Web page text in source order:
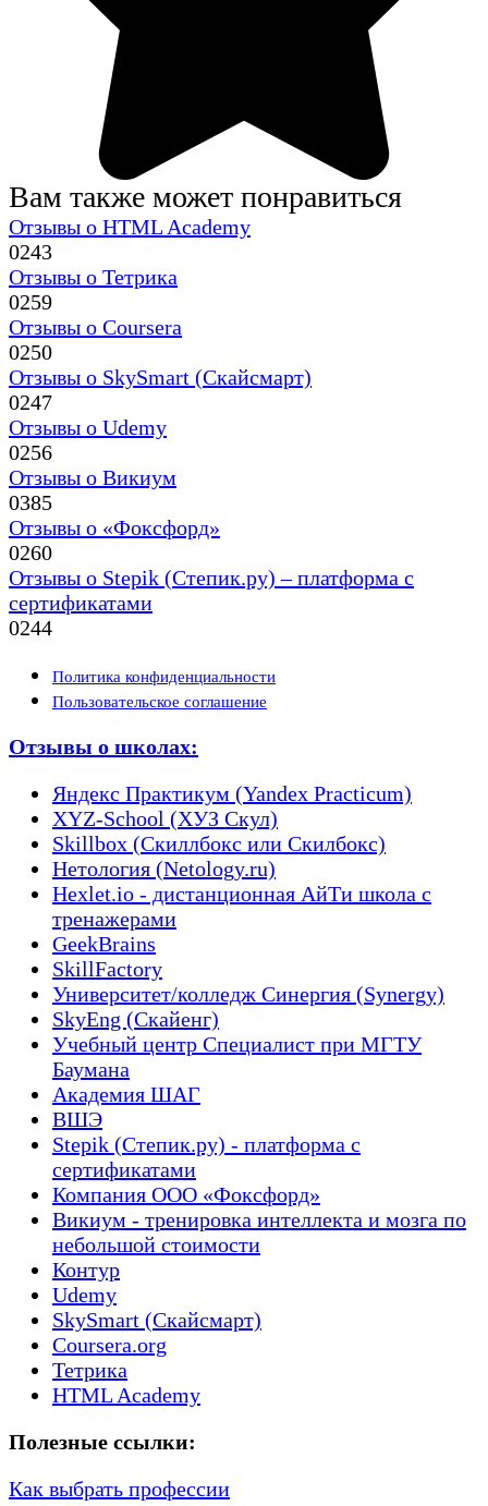
Вам также может понравиться
Отзывы о HTML Academy
0243
Отзывы о Тетрика
0259
Отзывы о Coursera
0250
Отзывы о SkySmart (Скайсмарт)
0247
Отзывы о Udemy
0256
Отзывы о Викиум
0385
Отзывы о «Фоксфорд»
0260
Отзывы о Stepik (Степик.ру) – платформа с
сертификатами
0244
Политика конфиденциальности
Пользовательское соглашение
Отзывы о школах:
Яндекс Практикум (Yandex Practicum)
XYZ-School (ХУЗ Скул)
Skillbox (Скиллбокс или Скилбокс)
Нетология (Netology.ru)
Hexlet.io - дистанционная АйТи школа с
тренажерами
GeekBrains
SkillFactory
Университет/колледж Синергия (Synergy)
SkyEng (Скайенг)
Учебный центр Специалист при МГТУ
Баумана
Академия ШАГ
ВШЭ
Stepik (Степик.ру) - платформа с
сертификатами
Компания ООО «Фоксфорд»
Викиум - тренировка интеллекта и мозга по
небольшой стоимости
Контур
Udemy
SkySmart (Скайсмарт)
Coursera.org
Тетрика
HTML Academy
Полезные ссылки:
Как выбрать профессии